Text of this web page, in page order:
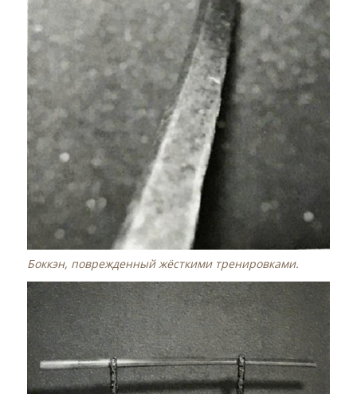
Боккэн, поврежденный жёсткими тренировками.